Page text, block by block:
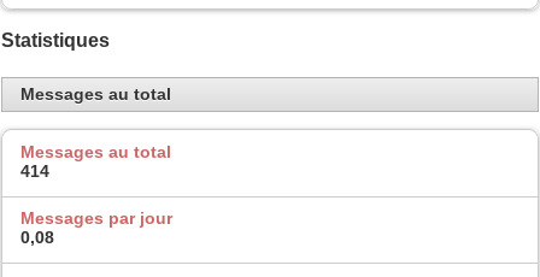
Statistiques
Messages au total
Messages au total
414
Messages par jour
0,08